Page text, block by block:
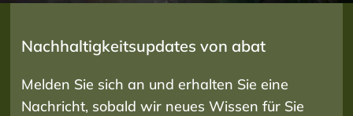
Nachhaltigkeitsupdates von abat
Melden Sie sich an und erhalten Sie eine
Nachricht, sobald wir neues Wissen für Sie